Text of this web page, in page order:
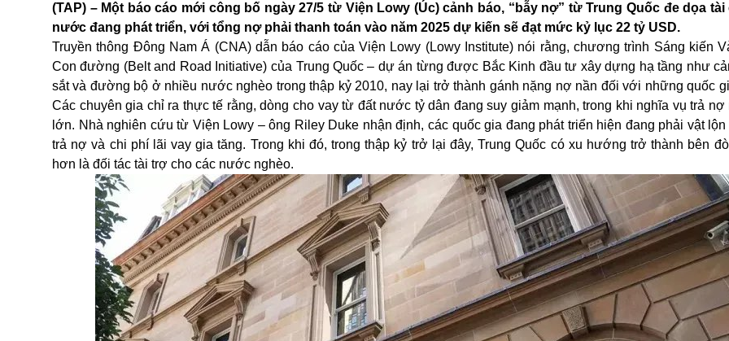
(TAP) – Một báo cáo mới công bố ngày 27/5 từ Viện Lowy (Úc) cảnh báo, “bẫy nợ” từ Trung Quốc đe dọa
nước đang phát triển, với tổng nợ phải thanh toán vào năm 2025 dự kiến sẽ đạt mức kỷ lục 22 tỷ USD.
Truyền thông Đông Nam Á (CNA) dẫn báo cáo của Viện Lowy (Lowy Institute) nói rằng, chương trình Sáng kiến
Con đường (Belt and Road Initiative) của Trung Quốc – dự án từng được Bắc Kinh đầu tư xây dựng hạ tầng như
sắt và đường bộ ở nhiều nước nghèo trong thập kỷ 2010, nay lại trở thành gánh nặng nợ nần đối với những quốc
Các chuyên gia chỉ ra thực tế rằng, dòng cho vay từ đất nước tỷ dân đang suy giảm mạnh, trong khi nghĩa vụ trả nợ
lớn. Nhà nghiên cứu từ Viện Lowy – ông Riley Duke nhận định, các quốc gia đang phát triển hiện đang phải vật
trả nợ và chi phí lãi vay gia tăng. Trong khi đó, trong thập kỷ trở lại đây, Trung Quốc có xu hướng trở thành bên
hơn là đối tác tài trợ cho các nước nghèo.